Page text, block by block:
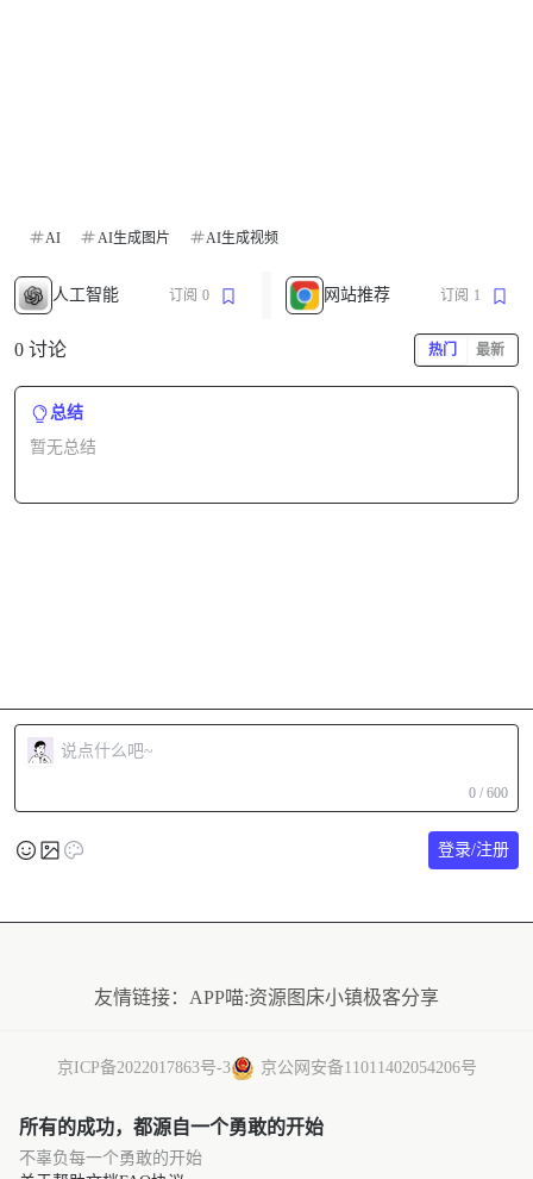
AI AI生成图片 AI生成视频
人工智能 订阅 0 网站推荐 订阅 1
0 讨论 热门 最新
总结
暂无总结
0 / 600
登录/注册
友情链接： APP喵:资源 图床小镇极客分享
京ICP备2022017863号-3 京公网安备11011402054206号
所有的成功，都源自一个勇敢的开始
不辜负每一个勇敢的开始